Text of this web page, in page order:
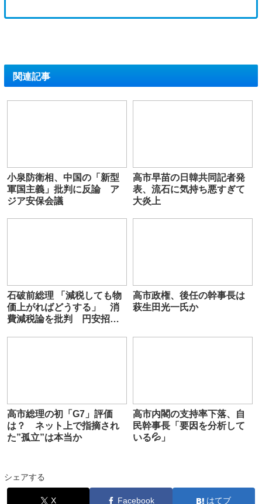
関連記事
小泉防衛相、中国の「新型
軍国主義」批判に反論 ア
ジア安保会議
高市早苗の日韓共同記者発
表、流石に気持ち悪すぎて
大炎上
石破前総理 「減税しても物
価上がればどうする」 消
費減税論を批判 円安招
高市政権、後任の幹事長は
萩生田光一氏か
高市総理の初「G7」評価
は？ ネット上で指摘され
た”孤立”は本当か
高市内閣の支持率下落、自
民幹事長「要因を分析して
いる💦」
シェアする
X Facebook はてブ